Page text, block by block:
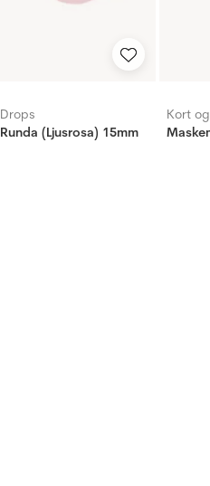
Drops
Runda (Ljusrosa) 15mm
Kort